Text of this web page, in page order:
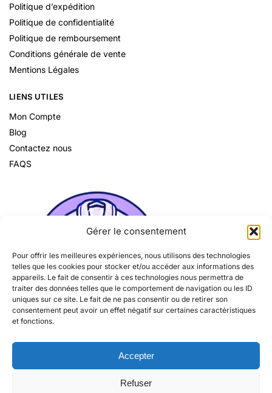
Gérer le consentement
Pour offrir les meilleures expériences, nous utilisons des technologies
telles que les cookies pour stocker et/ou accéder aux informations des
appareils. Le fait de consentir à ces technologies nous permettra de
traiter des données telles que le comportement de navigation ou les ID
uniques sur ce site. Le fait de ne pas consentir ou de retirer son
consentement peut avoir un effet négatif sur certaines caractéristiques
et fonctions.
Accepter
Refuser
Politique d’expédition
Politique de confidentialité
Politique de remboursement
Conditions générale de vente
Mentions Légales
LIENS UTILES
Mon Compte
Blog
Contactez nous
FAQS
© Tous droits réservés 2026